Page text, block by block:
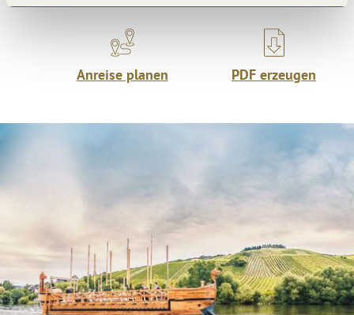
Anreise planen PDF erzeugen